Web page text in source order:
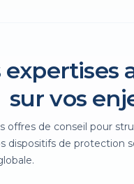
expertises
sur vos
offres de conseil pour
dispositifs de protection